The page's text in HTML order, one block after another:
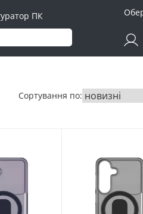
ПК
Сортування по: